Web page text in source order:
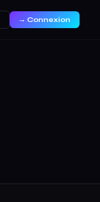
→ Connexion